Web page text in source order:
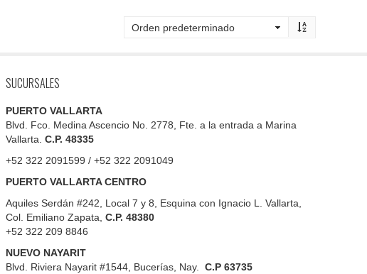
SUCURSALES
PUERTO VALLARTA
Blvd. Fco. Medina Ascencio No. 2778, Fte. a la entrada a Marina
Vallarta. C.P. 48335
+52 322 2091599 / +52 322 2091049
PUERTO VALLARTA CENTRO
Aquiles Serdán #242, Local 7 y 8, Esquina con Ignacio L. Vallarta,
Col. Emiliano Zapata, C.P. 48380
+52 322 209 8846
NUEVO NAYARIT
Blvd. Riviera Nayarit #1544, Bucerías, Nay. C.P 63735